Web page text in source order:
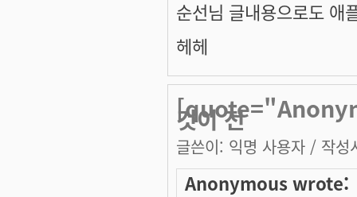
순선님 글내용으로도 애
헤헤
것이 전
글쓴이: 익명 사용자 / 작성
Anonymous wrote: